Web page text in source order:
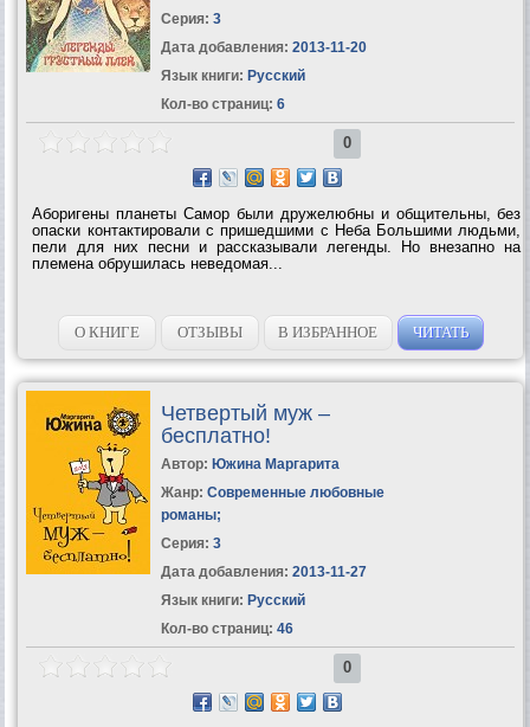
Серия: 3
Дата добавления: 2013-11-20
Язык книги: Русский
Кол-во страниц: 6
0
Аборигены планеты Самор были дружелюбны и общительны, без
опаски контактировали с пришедшими с Неба Большими людьми,
пели для них песни и рассказывали легенды. Но внезапно на
племена обрушилась неведомая...
О КНИГЕ ОТЗЫВЫ В ИЗБРАННОЕ ЧИТАТЬ
Четвертый муж –
бесплатно!
Автор: Южина Маргарита
Жанр: Современные любовные
романы;
Серия: 3
Дата добавления: 2013-11-27
Язык книги: Русский
Кол-во страниц: 46
0